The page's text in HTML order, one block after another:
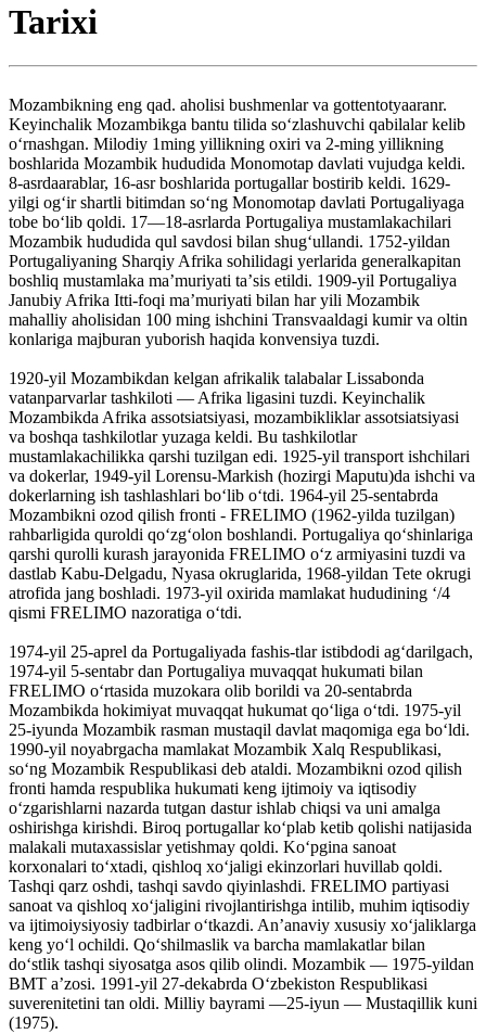
Tarixi
Mozambikning eng qad. aholisi bushmenlar va gottentotyaaranr.
Keyinchalik Mozambikga bantu tilida soʻzlashuvchi qabilalar kelib
oʻrnashgan. Milodiy 1ming yillikning oxiri va 2-ming yillikning
boshlarida Mozambik hududida Monomotap davlati vujudga keldi.
8-asrdaarablar, 16-asr boshlarida portugallar bostirib keldi. 1629-
yilgi ogʻir shartli bitimdan soʻng Monomotap davlati Portugaliyaga
tobe boʻlib qoldi. 17—18-asrlarda Portugaliya mustamlakachilari
Mozambik hududida qul savdosi bilan shugʻullandi. 1752-yildan
Portugaliyaning Sharqiy Afrika sohilidagi yerlarida generalkapitan
boshliq mustamlaka maʼmuriyati taʼsis etildi. 1909-yil Portugaliya
Janubiy Afrika Itti-foqi maʼmuriyati bilan har yili Mozambik
mahalliy aholisidan 100 ming ishchini Transvaaldagi kumir va oltin
konlariga majburan yuborish haqida konvensiya tuzdi.
1920-yil Mozambikdan kelgan afrikalik talabalar Lissabonda
vatanparvarlar tashkiloti — Afrika ligasini tuzdi. Keyinchalik
Mozambikda Afrika assotsiatsiyasi, mozambikliklar assotsiatsiyasi
va boshqa tashkilotlar yuzaga keldi. Bu tashkilotlar
mustamlakachilikka qarshi tuzilgan edi. 1925-yil transport ishchilari
va dokerlar, 1949-yil Lorensu-Markish (hozirgi Maputu)da ishchi va
dokerlarning ish tashlashlari boʻlib oʻtdi. 1964-yil 25-sentabrda
Mozambikni ozod qilish fronti - FRELIMO (1962-yilda tuzilgan)
rahbarligida quroldi qoʻzgʻolon boshlandi. Portugaliya qoʻshinlariga
qarshi qurolli kurash jarayonida FRELIMO oʻz armiyasini tuzdi va
dastlab Kabu-Delgadu, Nyasa okruglarida, 1968-yildan Tete okrugi
atrofida jang boshladi. 1973-yil oxirida mamlakat hududining ʻ/4
qismi FRELIMO nazoratiga oʻtdi.
1974-yil 25-aprel da Portugaliyada fashis-tlar istibdodi agʻdarilgach,
1974-yil 5-sentabr dan Portugaliya muvaqqat hukumati bilan
FRELIMO oʻrtasida muzokara olib borildi va 20-sentabrda
Mozambikda hokimiyat muvaqqat hukumat qoʻliga oʻtdi. 1975-yil
25-iyunda Mozambik rasman mustaqil davlat maqomiga ega boʻldi.
1990-yil noyabrgacha mamlakat Mozambik Xalq Respublikasi,
soʻng Mozambik Respublikasi deb ataldi. Mozambikni ozod qilish
fronti hamda respublika hukumati keng ijtimoiy va iqtisodiy
oʻzgarishlarni nazarda tutgan dastur ishlab chiqsi va uni amalga
oshirishga kirishdi. Biroq portugallar koʻplab ketib qolishi natijasida
malakali mutaxassislar yetishmay qoldi. Koʻpgina sanoat
korxonalari toʻxtadi, qishloq xoʻjaligi ekinzorlari huvillab qoldi.
Tashqi qarz oshdi, tashqi savdo qiyinlashdi. FRELIMO partiyasi
sanoat va qishloq xoʻjaligini rivojlantirishga intilib, muhim iqtisodiy
va ijtimoiysiyosiy tadbirlar oʻtkazdi. Anʼanaviy xususiy xoʻjaliklarga
keng yoʻl ochildi. Qoʻshilmaslik va barcha mamlakatlar bilan
doʻstlik tashqi siyosatga asos qilib olindi. Mozambik — 1975-yildan
BMT aʼzosi. 1991-yil 27-dekabrda Oʻzbekiston Respublikasi
suverenitetini tan oldi. Milliy bayrami —25-iyun — Mustaqillik kuni
(1975).